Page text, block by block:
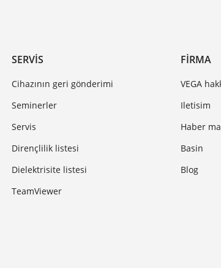
SERVIS
Cihazının geri gönderimi
Seminerler
Servis
Dirençlilik listesi
Dielektrisite listesi
TeamViewer
FIRMA
VEGA
Iletisim
Haber
Basin
Blog